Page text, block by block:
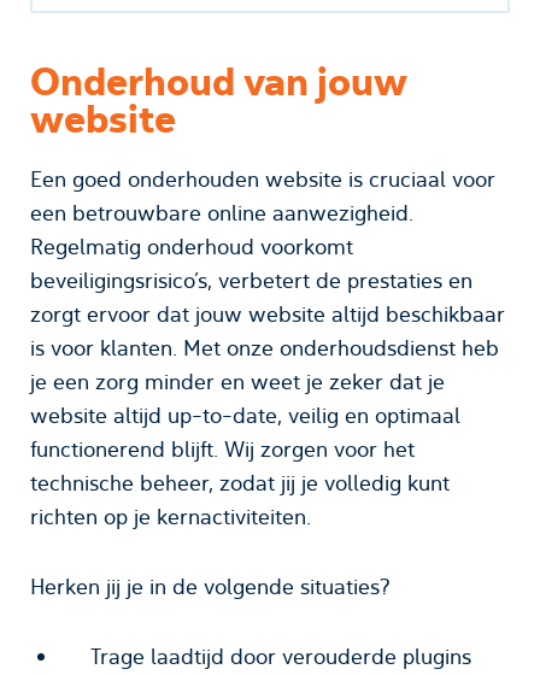
Onderhoud van jouw
website
Een goed onderhouden website is cruciaal voor
een betrouwbare online aanwezigheid.
Regelmatig onderhoud voorkomt
beveiligingsrisico’s, verbetert de prestaties en
zorgt ervoor dat jouw website altijd beschikbaar
is voor klanten. Met onze onderhoudsdienst heb
je een zorg minder en weet je zeker dat je
website altijd up-to-date, veilig en optimaal
functionerend blijft. Wij zorgen voor het
technische beheer, zodat jij je volledig kunt
richten op je kernactiviteiten.
Herken jij je in de volgende situaties?
Trage laadtijd door verouderde plugins